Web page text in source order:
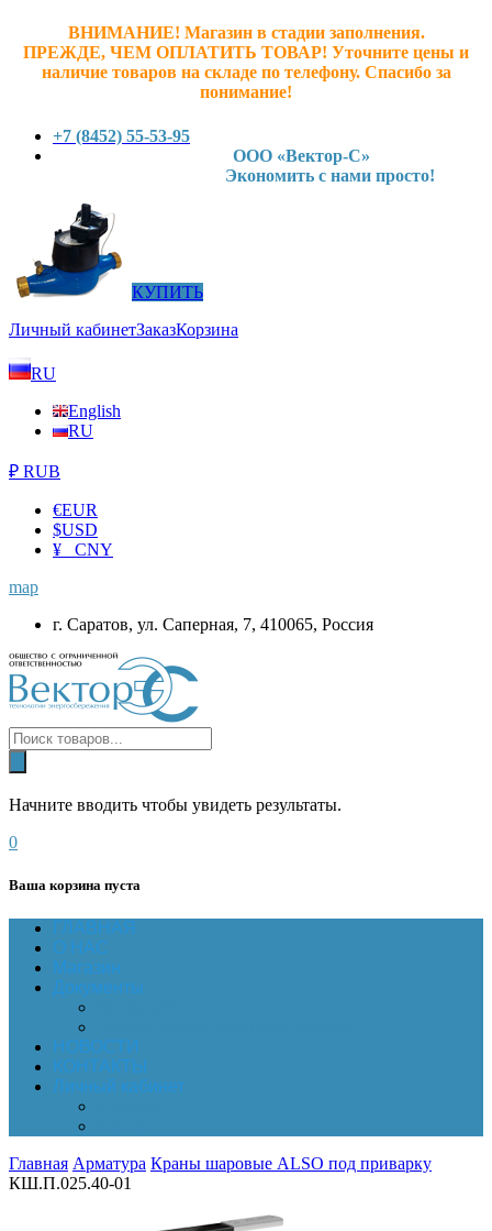
ВНИМАНИЕ! Магазин в стадии заполнения.
ПРЕЖДЕ, ЧЕМ ОПЛАТИТЬ ТОВАР! Уточните цены и
наличие товаров на складе по телефону. Спасибо за
понимание!
+7 (8452) 55-53-95
ООО «Вектор-С»
Экономить с нами просто!
КУПИТЬ
Личный кабинетЗаказКорзина
RU
English
RU
₽ RUB
€EUR
$USD
¥ CNY
map
г. Саратов, ул. Саперная, 7, 410065, Россия
Начните вводить чтобы увидеть результаты.
0
Ваша корзина пуста
ГЛАВНАЯ
О НАС
Магазин
Документы
НОВОСТИ
КОНТАКТЫ
Личный кабинет
Главная Арматура Краны шаровые ALSO под приварку
КШ.П.025.40-01